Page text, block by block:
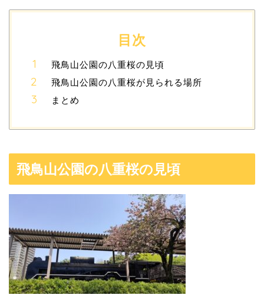
目次
飛鳥山公園の八重桜の見頃
飛鳥山公園の八重桜が見られる場所
まとめ
飛鳥山公園の八重桜の見頃